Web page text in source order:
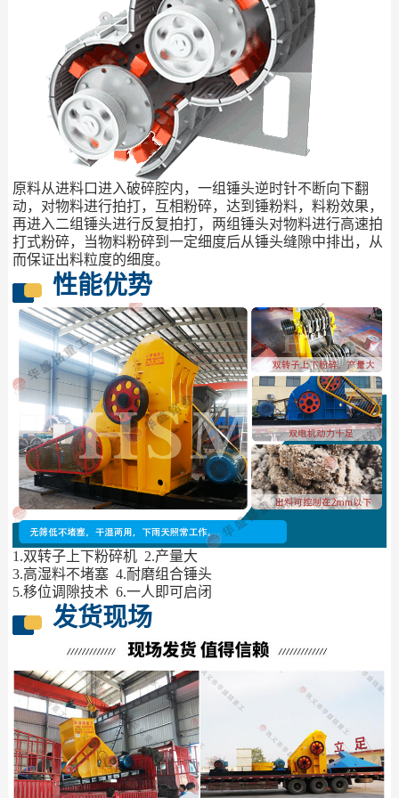
原料从进料口进入破碎腔内，一组锤头逆时针不断向下翻
动，对物料进行拍打，互相粉碎，达到锤粉料，料粉效果，
再进入二组锤头进行反复拍打，两组锤头对物料进行高速拍
打式粉碎，当物料粉碎到一定细度后从锤头缝隙中排出，从
而保证出料粒度的细度。
性能优势
1.双转子上下粉碎机 2.产量大
3.高湿料不堵塞 4.耐磨组合锤头
5.移位调隙技术 6.一人即可启闭
发货现场